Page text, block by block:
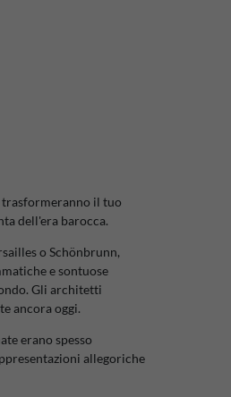
trasformeranno il tuo
dell'era barocca.
o Schönbrunn,
e sontuose
Gli architetti
ancora oggi.
erano spesso
allegoriche